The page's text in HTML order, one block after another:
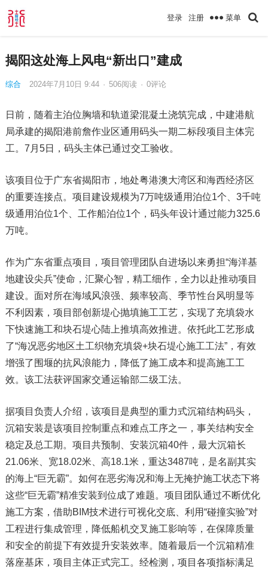
登录 注册 菜单
揭阳这处海上风电“新出口”建成
综合 2024年7月10日 9:44 · 506阅读 · 0评论
日前，随着主泊位胸墙和轨道梁混凝土浇筑完成，中建港航
局承建的揭阳港前詹作业区通用码头一期二标段项目主体完
工。7月5日，码头主体已通过交工验收。
该项目位于广东省揭阳市，地处粤港澳大湾区和海西经济区
的重要连接点。项目建设规模为7万吨级通用泊位1个、3千吨
级通用泊位1个、工作船泊位1个，码头年设计通过能力325.6
万吨。
作为广东省重点项目，项目管理团队自进场以来勇担“海洋基
地建设尖兵”使命，汇聚心智，精工细作，全力以赴推动项目
建设。面对所在海域风浪强、频率较高、季节性台风明显等
不利因素，项目部创新堤心抛填施工工艺，实现了充填袋水
下快速施工和块石堤心陆上推填高效推进。依托此工艺形成
了“海况恶劣地区土工织物充填袋+块石堤心施工工法”，有效
增强了围堰的抗风浪能力，降低了施工成本和提高施工工
效。该工法获评国家交通运输部二级工法。
据项目负责人介绍，该项目是典型的重力式沉箱结构码头，
沉箱安装是该项目控制重点和难点工序之一，事关结构安全
稳定及总工期。项目共预制、安装沉箱40件，最大沉箱长
21.06米、宽18.02米、高18.1米，重达3487吨，是名副其实
的海上“巨无霸”。如何在恶劣海况和海上无掩护施工状态下将
这些“巨无霸”精准安装到位成了难题。项目团队通过不断优化
施工方案，借助BIM技术进行可视化交底、利用“碰撞实验”对
工程进行集成管理，降低船机交叉施工影响等，在保障质量
和安全的前提下有效提升安装效率。随着最后一个沉箱精准
落座基床，项目主体正式完工。经检测，项目各项指标满足